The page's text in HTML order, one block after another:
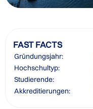
FAST FACTS
Gründungsjahr:
Hochschultyp:
Studierende:
Akkreditierungen: